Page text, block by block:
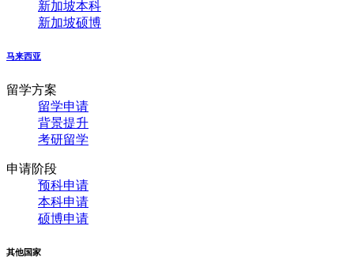
新加坡本科
新加坡硕博
马来西亚
留学方案
留学申请
背景提升
考研留学
申请阶段
预科申请
本科申请
硕博申请
其他国家